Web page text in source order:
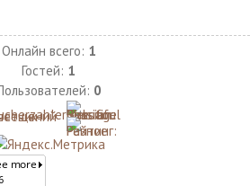
Онлайн всего: 1
Гостей: 1
0